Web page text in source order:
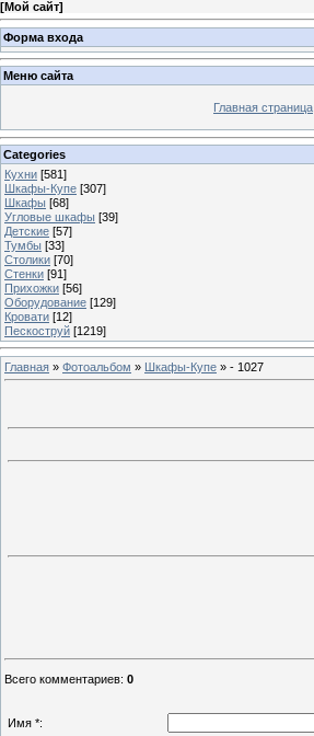
[Мой сайт]
Форма входа
Меню сайта
Главная страница
Categories
Кухни [581]
Шкафы-Купе [307]
Шкафы [68]
Угловые шкафы [39]
Детские [57]
Тумбы [33]
Столики [70]
Стенки [91]
Прихожки [56]
Оборудование [129]
Кровати [12]
Пескоструй [1219]
Главная » Фотоальбом » Шкафы-Купе » - 1027
Всего комментариев: 0
Имя *: